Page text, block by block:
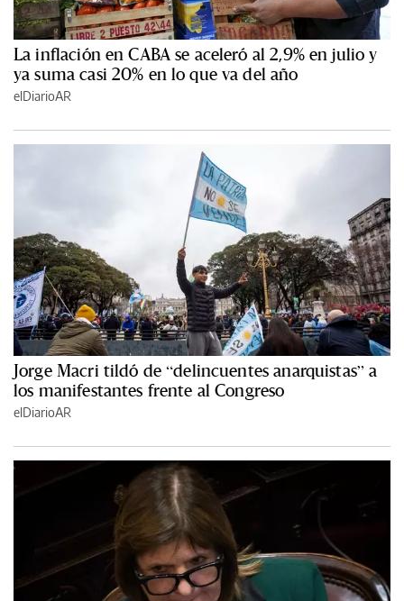
La inflación en CABA se aceleró al 2,9% en julio y
ya suma casi 20% en lo que va del año
elDiarioAR
Jorge Macri tildó de “delincuentes anarquistas” a
los manifestantes frente al Congreso
elDiarioAR